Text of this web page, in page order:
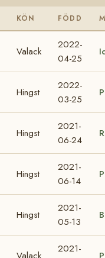
KÖN FÖDD
Valack
2022-
04-25
Hingst
2022-
03-25
Hingst
2021-
06-24
Hingst
2021-
06-14
Hingst
2021-
05-13
Valack
2021-